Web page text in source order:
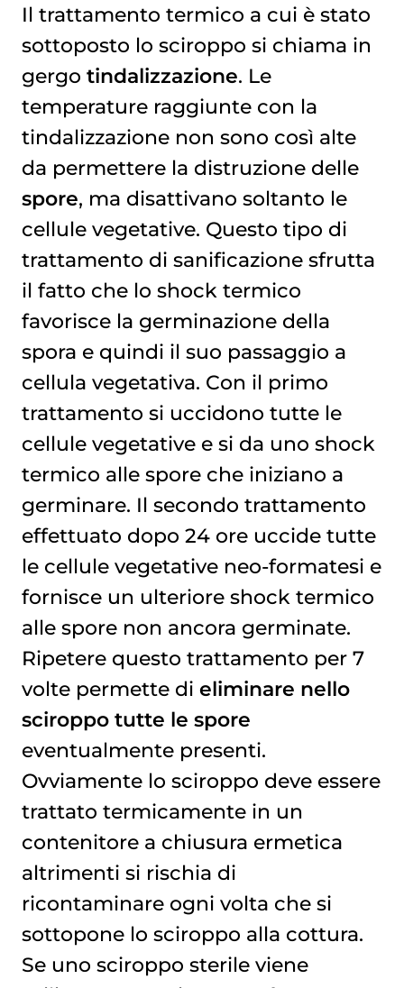
Il trattamento termico a cui è stato
sottoposto lo sciroppo si chiama in
gergo tindalizzazione. Le
temperature raggiunte con la
tindalizzazione non sono così alte
da permettere la distruzione delle
spore, ma disattivano soltanto le
cellule vegetative. Questo tipo di
trattamento di sanificazione sfrutta
il fatto che lo shock termico
favorisce la germinazione della
spora e quindi il suo passaggio a
cellula vegetativa. Con il primo
trattamento si uccidono tutte le
cellule vegetative e si da uno shock
termico alle spore che iniziano a
germinare. Il secondo trattamento
effettuato dopo 24 ore uccide tutte
le cellule vegetative neo-formatesi e
fornisce un ulteriore shock termico
alle spore non ancora germinate.
Ripetere questo trattamento per 7
volte permette di eliminare nello
sciroppo tutte le spore
eventualmente presenti.
Ovviamente lo sciroppo deve essere
trattato termicamente in un
contenitore a chiusura ermetica
altrimenti si rischia di
ricontaminare ogni volta che si
sottopone lo sciroppo alla cottura.
Se uno sciroppo sterile viene